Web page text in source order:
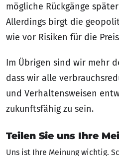
mögliche Rückgänge
Allerdings birgt die
wie vor Risiken für die
Im Übrigen sind wir mehr
dass wir alle
und Verhaltensweisen
zukunftsfähig zu sein.
Teilen Sie uns Ihre
Uns ist Ihre Meinung wichtig.